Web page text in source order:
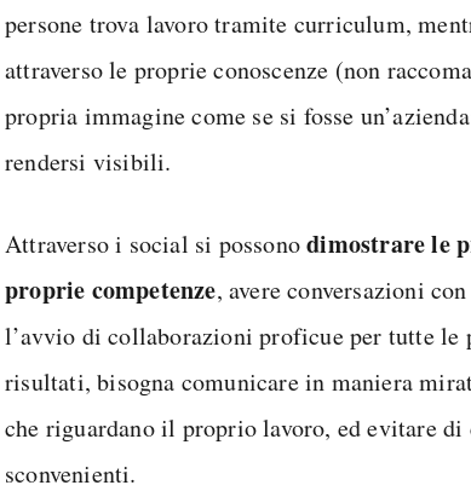
persone trova lavoro tramite curriculum,
attraverso le proprie conoscenze (non
propria immagine come se si fosse
rendersi visibili.
Attraverso i social si possonodimostrare le
proprie competenze, avere conversazioni
l’avvio di collaborazioni proficue per tutte le
risultati, bisogna comunicare in maniera
che riguardano il proprio lavoro, ed evitare di
sconvenienti.